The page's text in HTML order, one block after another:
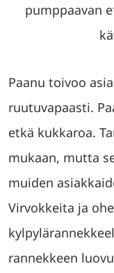
pumppaavan
Paanu toivoo
ruutuvapaasti.
etkä kukkaroa.
mukaan, mutta
muiden
Virvokkeita ja
rannekkeen